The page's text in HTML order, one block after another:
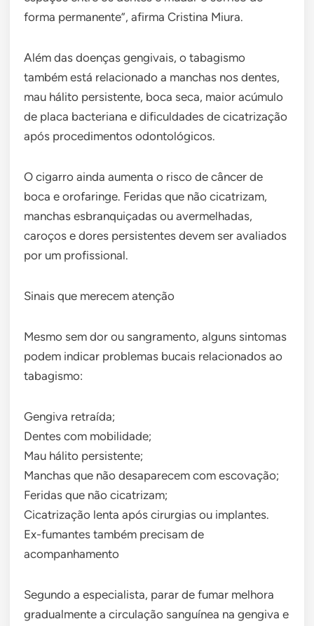
forma permanente”, afirma Cristina Miura.
Além das doenças gengivais, o tabagismo
também está relacionado a manchas nos dentes,
mau hálito persistente, boca seca, maior acúmulo
de placa bacteriana e dificuldades de cicatrização
após procedimentos odontológicos.
O cigarro ainda aumenta o risco de câncer de
boca e orofaringe. Feridas que não cicatrizam,
manchas esbranquiçadas ou avermelhadas,
caroços e dores persistentes devem ser avaliados
por um profissional.
Sinais que merecem atenção
Mesmo sem dor ou sangramento, alguns sintomas
podem indicar problemas bucais relacionados ao
tabagismo:
Gengiva retraída;
Dentes com mobilidade;
Mau hálito persistente;
Manchas que não desaparecem com escovação;
Feridas que não cicatrizam;
Cicatrização lenta após cirurgias ou implantes.
Ex-fumantes também precisam de
acompanhamento
Segundo a especialista, parar de fumar melhora
gradualmente a circulação sanguínea na gengiva e